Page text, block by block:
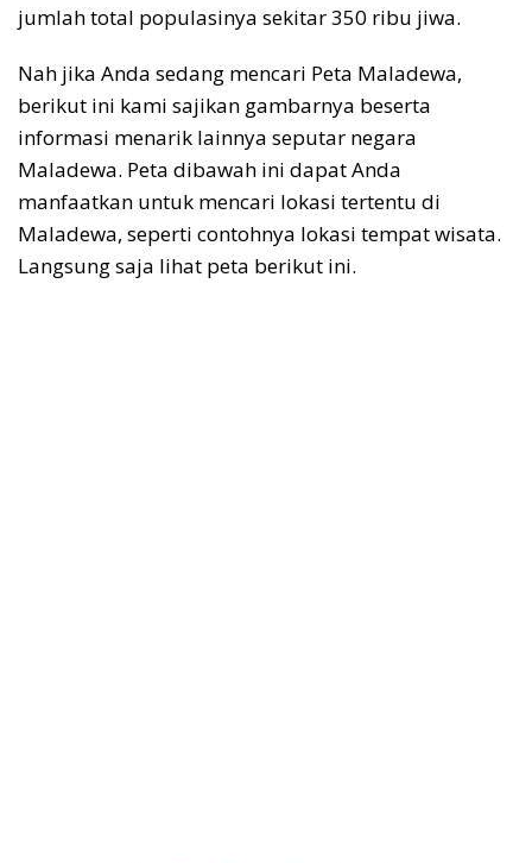
jumlah total populasinya sekitar 350 ribu jiwa.
Nah jika Anda sedang mencari Peta Maladewa,
berikut ini kami sajikan gambarnya beserta
informasi menarik lainnya seputar negara
Maladewa. Peta dibawah ini dapat Anda
manfaatkan untuk mencari lokasi tertentu di
Maladewa, seperti contohnya lokasi tempat wisata.
Langsung saja lihat peta berikut ini.